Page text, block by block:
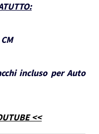
:
incluso per Auto
<<